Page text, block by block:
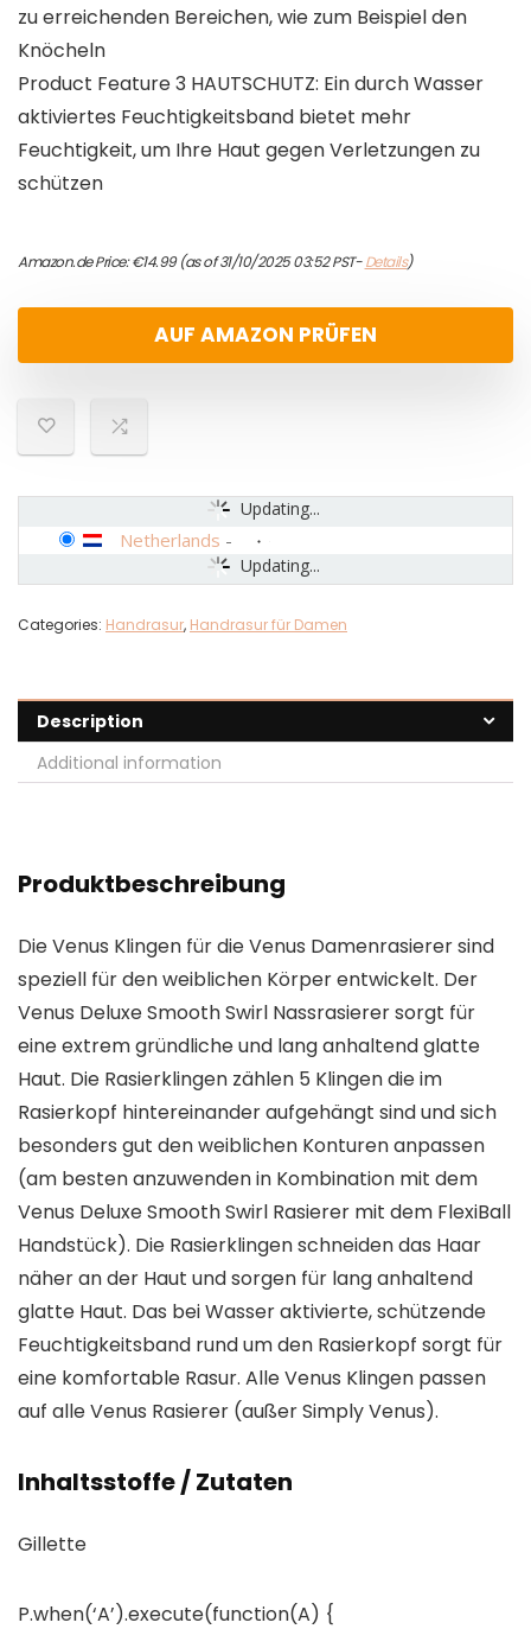
zu erreichenden Bereichen, wie zum Beispiel den
Knöcheln
Product Feature 3 HAUTSCHUTZ: Ein durch Wasser
aktiviertes Feuchtigkeitsband bietet mehr
Feuchtigkeit, um Ihre Haut gegen Verletzungen zu
schützen
Amazon.de Price:€14.99(as of 31/10/2025 03:52 PST-Details)
AUF AMAZON PRÜFEN
Updating...
Updating...
Netherlands -
Categories: Handrasur, Handrasur für Damen
Description
Additional information
Produktbeschreibung
Die Venus Klingen für die Venus Damenrasierer sind
speziell für den weiblichen Körper entwickelt. Der
Venus Deluxe Smooth Swirl Nassrasierer sorgt für
eine extrem gründliche und lang anhaltend glatte
Haut. Die Rasierklingen zählen 5 Klingen die im
Rasierkopf hintereinander aufgehängt sind und sich
besonders gut den weiblichen Konturen anpassen
(am besten anzuwenden in Kombination mit dem
Venus Deluxe Smooth Swirl Rasierer mit dem FlexiBall
Handstück). Die Rasierklingen schneiden das Haar
näher an der Haut und sorgen für lang anhaltend
glatte Haut. Das bei Wasser aktivierte, schützende
Feuchtigkeitsband rund um den Rasierkopf sorgt für
eine komfortable Rasur. Alle Venus Klingen passen
auf alle Venus Rasierer (außer Simply Venus).
Inhaltsstoffe / Zutaten
Gillette
P.when(‘A’).execute(function(A) {